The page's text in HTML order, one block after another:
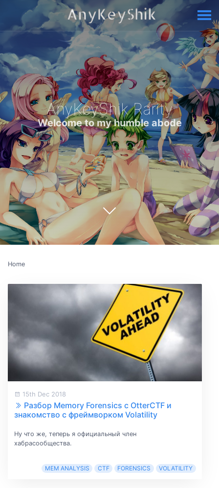
AnyKeyShik Rarity
Welcome to my humble abode
Home
15th Dec 2018
Разбор Memory Forensics с OtterCTF и
знакомство с фреймворком Volatility
Ну что же, теперь я официальный член
хабрасообщества.
MEM ANALYSIS CTF FORENSICS VOLATILITY